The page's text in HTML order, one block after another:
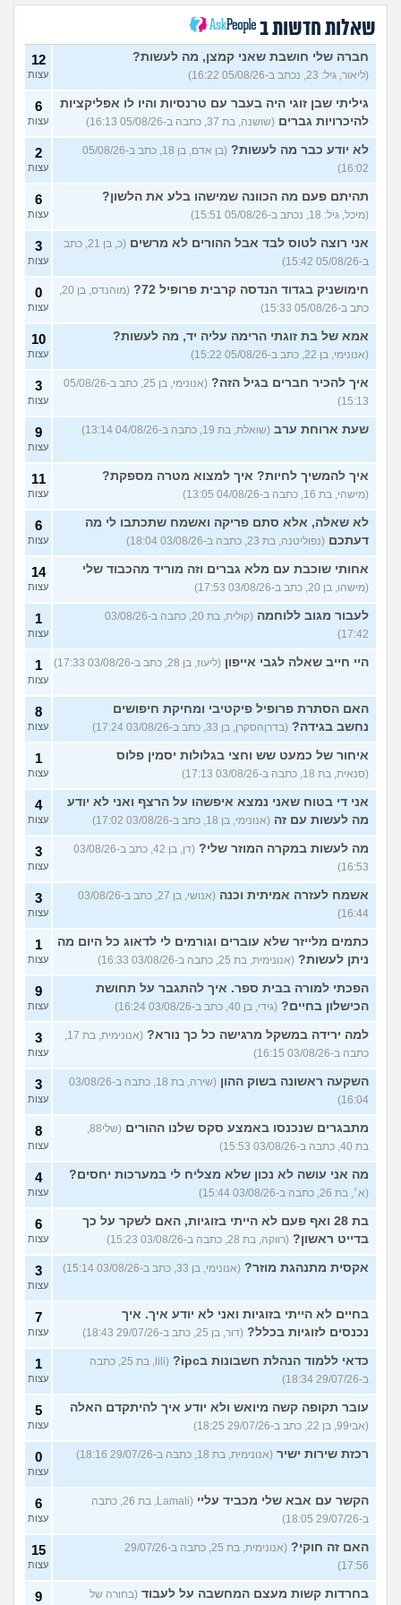
הבילויים, זה מוריד לכם?
(לחם ושעשועים, בן 36)
כשרבתי עם בת הזוג שלי,
דחפתי אותה מתוך כעס. איך
להתמודד?
(אלכס, שם בדוי, בן
40)
13
עצות
איך להסביר לה שאני רוצה
להיפרד?
(עידן, בן 27)
20
עצות
בעיות ביני לבית הזוג, מה
לעשות?
6
עצות
לא משלמת בדייטים
(אלי, בן
29)
9
עצות
יוצאת איתו היום לדייט ראשון 3
עצות
בטיילת או מועדון?
(רואי, בן
26)
8
עצות
לוקח אותי לדייטים גרועים
האם להמשיך?
(נטע, בת 21)
17
עצות
עוד שאלות חדשות במדור
שאלות חדשות ב
חברה שלי חושבת שאני קמצן, מה לעשות?
(ליאור, גיל: 23, נכתב ב-05/08/26 16:22)
12
עצות
גיליתי שבן זוגי היה בעבר עם טרנסיות והיו לו אפליקציות
להיכרויות גברים (שושנה, בת 37, כתבה ב-05/08/26 16:13)
6
עצות
לא יודע כבר מה לעשות?
(בן אדם, בן 18, כתב ב-05/08/26
16:02)
2
עצות
תהיתם פעם מה הכוונה שמישהו בלע את הלשון?
(מיכל, גיל: 18, נכתב ב-05/08/26 15:51)
6
עצות
אני רוצה לטוס לבד אבל ההורים לא מרשים
(כ, בן 21, כתב
ב-05/08/26 15:42)
3
עצות
חימושניק בגדוד הנדסה קרבית פרופיל 72?
(מוהנדס, בן 20,
כתב ב-05/08/26 15:33)
0
עצות
אמא של בת זוגתי הרימה עליה יד, מה לעשות?
(אנונימי, בן 22, כתב ב-05/08/26 15:22)
10
עצות
איך להכיר חברים בגיל הזה?
(אנונימי, בן 25, כתב ב-05/08/26
15:13)
3
עצות
שעת ארוחת ערב (שואלת, בת 19, כתבה ב-04/08/26 13:14) 9
עצות
איך להמשיך לחיות? איך למצוא מטרה מספקת?
(מישהי, בת 16, כתבה ב-04/08/26 13:05)
11
עצות
לא שאלה, אלא סתם פריקה ואשמח שתכתבו לי מה
דעתכם (נפוליטנה, בת 23, כתבה ב-03/08/26 18:04)
6
עצות
אחותי שוכבת עם מלא גברים וזה מוריד מהכבוד שלי
(מישהו, בן 20, כתב ב-03/08/26 17:53)
14
עצות
לעבור מגוב ללוחמה
(קולית, בת 20, כתבה ב-03/08/26
17:42)
1
עצות
היי חייב שאלה לגבי אייפון (ליעוז, בן 28, כתב ב-03/08/26 17:33) 1
עצות
האם הסתרת פרופיל פיקטיבי ומחיקת חיפושים
נחשב בגידה? (בדרןהסקרן, בן 33, כתב ב-03/08/26 17:24)
8
עצות
איחור של כמעט שש וחצי בגלולות יסמין פלוס
(סנאית, בת 18, כתבה ב-03/08/26 17:13)
1
עצות
אני די בטוח שאני נמצא איפשהו על הרצף ואני לא יודע
מה לעשות עם זה (אנונימי, בן 18, כתב ב-03/08/26 17:02)
4
עצות
מה לעשות במקרה המוזר שלי?
(דן, בן 42, כתב ב-03/08/26
16:53)
3
עצות
אשמח לעזרה אמיתית וכנה
(אנושי, בן 27, כתב ב-03/08/26
16:44)
3
עצות
כתמים מלייזר שלא עוברים וגורמים לי לדאוג כל היום מה
ניתן לעשות? (אנונימית, בת 25, כתבה ב-03/08/26 16:33)
1
עצות
הפכתי למורה בבית ספר. איך להתגבר על תחושת
הכישלון בחיים? (גידי, בן 40, כתב ב-03/08/26 16:24)
9
עצות
למה ירידה במשקל מרגישה כל כך נורא?
(אנונימית, בת 17,
כתבה ב-03/08/26 16:15)
3
עצות
השקעה ראשונה בשוק ההון
(שירה, בת 18, כתבה ב-03/08/26
16:04)
3
עצות
מתבגרים שנכנסו באמצע סקס שלנו ההורים
(שלי88,
בת 40, כתבה ב-03/08/26 15:53)
8
עצות
מה אני עושה לא נכון שלא מצליח לי במערכות יחסים?
(א׳, בת 26, כתבה ב-03/08/26 15:44)
4
עצות
בת 28 ואף פעם לא הייתי בזוגיות, האם לשקר על כך
בדייט ראשון? (רווקה, בת 28, כתבה ב-03/08/26 15:23)
6
עצות
אקסית מתנהגת מוזר? (אנונימי, בן 33, כתב ב-03/08/26 15:14) 3
עצות
בחיים לא הייתי בזוגיות ואני לא יודע איך. איך
נכנסים לזוגיות בכלל? (דור, בן 25, כתב ב-29/07/26 18:43)
7
עצות
כדאי ללמוד הנהלת חשבונות בipc?
(lili, בת 25, כתבה
ב-29/07/26 18:34)
1
עצות
עובר תקופה קשה מיואש ולא יודע איך להיתקדם האלה
(אבי99, בן 22, כתב ב-29/07/26 18:25)
5
עצות
רכזת שירות ישיר (אנונימית, בת 18, כתבה ב-29/07/26 18:16) 0
עצות
הקשר עם אבא שלי מכביד עליי
(Lamali, בת 26, כתבה
ב-29/07/26 18:05)
6
עצות
האם זה חוקי?
(אנונימית, בת 25, כתבה ב-29/07/26
17:56)
15
עצות
בחרדות קשות מעצם המחשבה על לעבוד (בחורה של 9